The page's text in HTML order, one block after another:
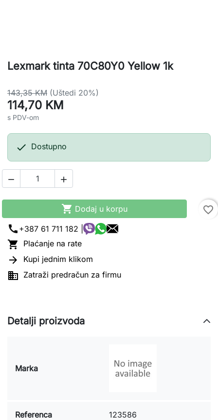
Lexmark tinta 70C80Y0 Yellow 1k
143,35 KM (Uštedi 20%)
114,70 KM
s PDV-om
 Dostupno
 
 Dodaj u korpu
favorite_border
call +387 61 711 182 |
 Plaćanje na rate
 Kupi jednim klikom
 Zatraži predračun za firmu
Detalji proizvoda
Marka
Referenca 123586